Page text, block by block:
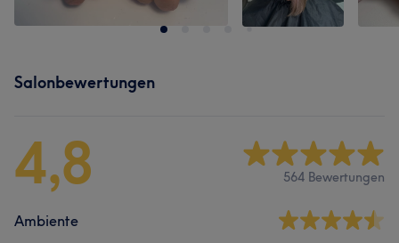
Salonbewertungen
4,8 564 Bewertungen
Ambiente